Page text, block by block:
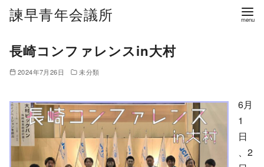
諫早青年会議所
長崎コンファレンスin大村
2024年7月26日 未分類
6月
1
日
、2